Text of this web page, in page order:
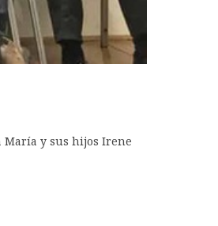
María y sus hijos Irene